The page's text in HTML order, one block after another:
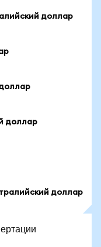
доллар
доллар
доллар